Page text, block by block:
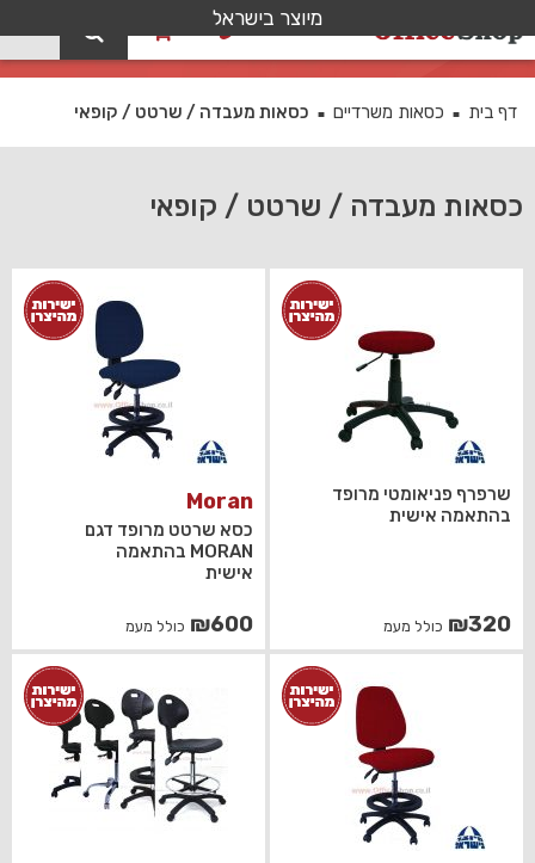
מיוצר בישראל
כסאות מעבדה / שרטט / קופאי
דף בית ■ כסאות משרדיים ■ כסאות מעבדה / שרטט / קופאי
כסאות מעבדה / שרטט / קופאי
שרפרף פניאומטי מרופד
בהתאמה אישית
₪320 כולל מעמ
Moran
כסא שרטט מרופד דגם
MORAN בהתאמה
אישית
₪600 כולל מעמ